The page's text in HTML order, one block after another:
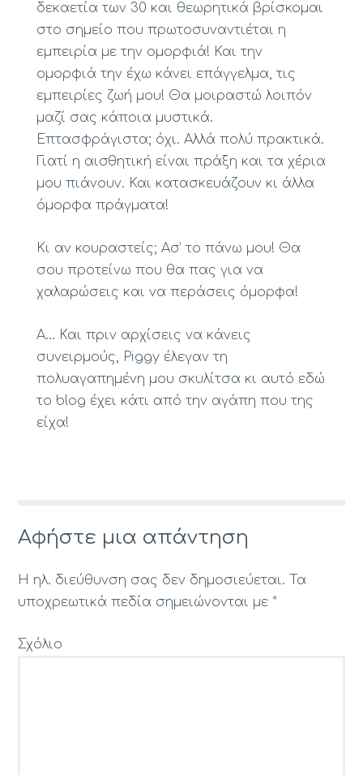
δεκαετία των 30 και θεωρητικά βρίσκομαι
στο σημείο που πρωτοσυναντιέται η
εμπειρία με την ομορφιά! Και την
ομορφιά την έχω κάνει επάγγελμα, τις
εμπειρίες ζωή μου! Θα μοιραστώ λοιπόν
μαζί σας κάποια μυστικά.
Επτασφράγιστα; όχι. Αλλά πολύ πρακτικά.
Γιατί η αισθητική είναι πράξη και τα χέρια
μου πιάνουν. Και κατασκευάζουν κι άλλα
όμορφα πράγματα!
Κι αν κουραστείς; Ασ’ το πάνω μου! Θα
σου προτείνω που θα πας για να
χαλαρώσεις και να περάσεις όμορφα!
Α… Και πριν αρχίσεις να κάνεις
συνειρμούς, Piggy έλεγαν τη
πολυαγαπημένη μου σκυλίτσα κι αυτό εδώ
το blog έχει κάτι από την αγάπη που της
είχα!
Αφήστε μια απάντηση
Η ηλ. διεύθυνση σας δεν δημοσιεύεται. Τα
υποχρεωτικά πεδία σημειώνονται με *
Σχόλιο